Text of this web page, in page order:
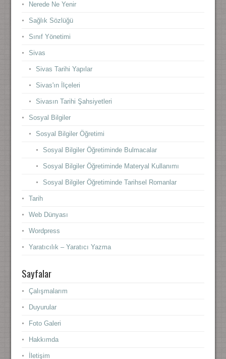
Nerede Ne Yenir
Sağlık Sözlüğü
Sınıf Yönetimi
Sivas
Sivas Tarihi Yapılar
Sivas'ın İlçeleri
Sivasın Tarihi Şahsiyetleri
Sosyal Bilgiler
Sosyal Bilgiler Öğretimi
Sosyal Bilgiler Öğretiminde Bulmacalar
Sosyal Bilgiler Öğretiminde Materyal Kullanımı
Sosyal Bilgiler Öğretiminde Tarihsel Romanlar
Tarih
Web Dünyası
Wordpress
Yaratıcılık – Yaratıcı Yazma
Sayfalar
Çalışmalarım
Duyurular
Foto Galeri
Hakkımda
İletişim